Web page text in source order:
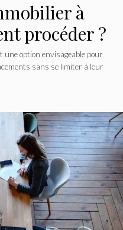
à
procéder ?
option envisageable pour
sans se limiter à leur